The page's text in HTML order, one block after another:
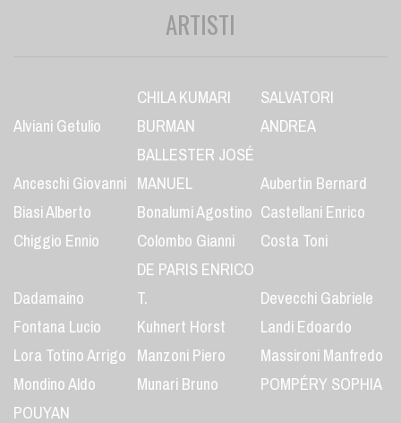
ARTISTI
Alviani Getulio
CHILA KUMARI
BURMAN
SALVATORI
ANDREA
Anceschi Giovanni
BALLESTER JOSÉ
MANUEL
Aubertin Bernard
Biasi Alberto
Bonalumi Agostino Castellani Enrico
Chiggio Ennio
Colombo Gianni
Costa Toni
Dadamaino
DE PARIS ENRICO
T.
Devecchi Gabriele
Fontana Lucio
Kuhnert Horst
Landi Edoardo
Lora Totino Arrigo Manzoni Piero
Massironi Manfredo
Mondino Aldo
Munari Bruno
POMPÉRY SOPHIA
POUYAN